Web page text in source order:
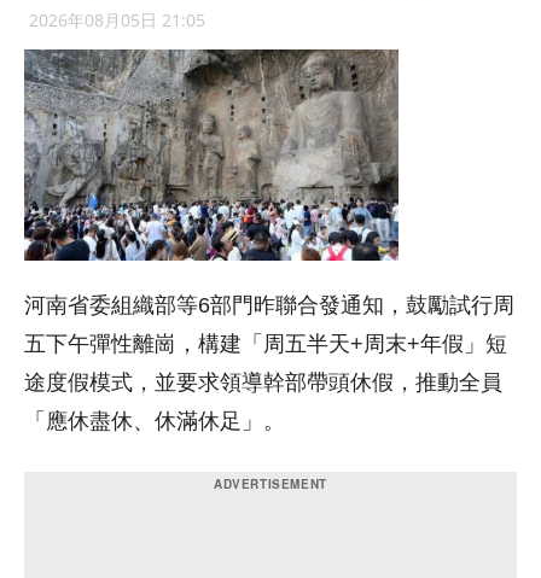
2026年08月05日 21:05
河南省委組織部等6部門昨聯合發通知，鼓勵試行周
五下午彈性離崗，構建「周五半天+周末+年假」短
途度假模式，並要求領導幹部帶頭休假，推動全員
「應休盡休、休滿休足」。